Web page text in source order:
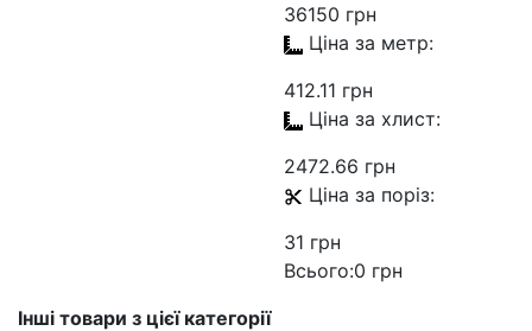
36150 грн
Ціна за метр:
412.11 грн
Ціна за хлист:
2472.66 грн
Ціна за поріз:
31 грн
Всього:0 грн
Інші товари з цієї категорії